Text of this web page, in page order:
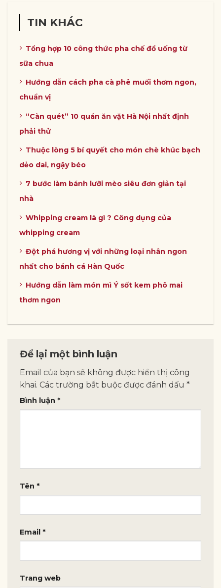
TIN KHÁC
Tổng hợp 10 công thức pha chế đồ uống từ
sữa chua
Hướng dẫn cách pha cà phê muối thơm ngon,
chuẩn vị
“Càn quét” 10 quán ăn vặt Hà Nội nhất định
phải thử
Thuộc lòng 5 bí quyết cho món chè khúc bạch
dẻo dai, ngậy béo
7 bước làm bánh lưỡi mèo siêu đơn giản tại
nhà
Whipping cream là gì ? Công dụng của
whipping cream
Đột phá hương vị với những loại nhân ngon
nhất cho bánh cá Hàn Quốc
Hướng dẫn làm món mì Ý sốt kem phô mai
thơm ngon
Để lại một bình luận
Email của bạn sẽ không được hiển thị công
khai. Các trường bắt buộc được đánh dấu *
Bình luận *
Tên *
Email *
Trang web